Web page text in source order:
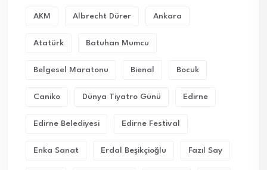
AKM Albrecht Dürer Ankara
Atatürk Batuhan Mumcu
Belgesel Maratonu Bienal Bocuk
Caniko Dünya Tiyatro Günü Edirne
Edirne Belediyesi Edirne Festival
Enka Sanat Erdal Beşikçioğlu Fazıl Say